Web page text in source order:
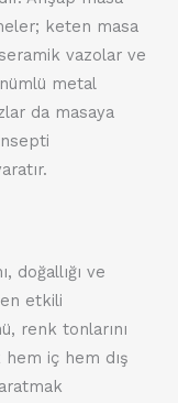
keten masa
vazolar ve
metal
da masaya
doğallığı ve
en etkili
renk tonlarını
hem iç hem dış